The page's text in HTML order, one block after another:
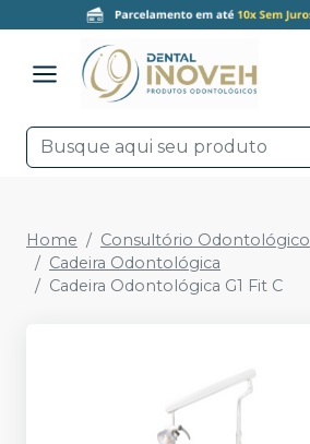
Home
Consultório Odontológico
Cadeira Odontológica
Cadeira Odontológica G1 Fit C